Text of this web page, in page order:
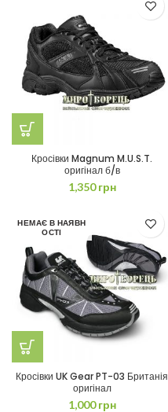
Кросівки Magnum M.U.S.T.
оригінал б/в
1,350грн
НЕМАЄ В НАЯВН
ОСТІ
Кросівки UK Gear PT-03 Британія
оригінал
1,000грн